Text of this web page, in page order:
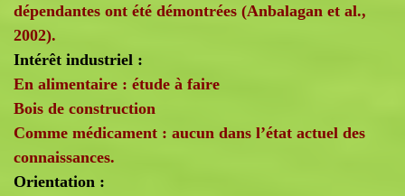
dépendantes ont été démontrées (Anbalagan et al.,
2002).
Intérêt industriel :
En alimentaire : étude à faire
Bois de construction
Comme médicament : aucun dans l’état actuel des
connaissances.
Orientation :